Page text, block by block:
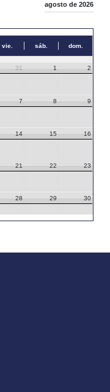
agosto de 2026
vie. sáb. dom.
31 1 2
7 8 9
14 15 16
21 22 23
28 29 30